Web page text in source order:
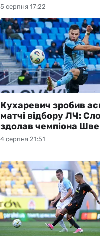
5 серпня 17:22
4 серпня 21:51
Кухаревич зробив
матчі відбору ЛЧ:
здолав чемпіона